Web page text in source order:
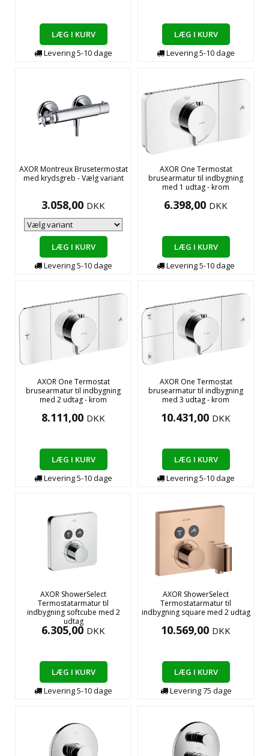
LÆG I KURV
Levering5-10dage
LÆG I KURV
Levering5-10dage
AXOR Montreux Brusetermostat
med krydsgreb - Vælg variant
3.058,00 DKK
LÆG I KURV
Levering5-10dage
AXOR One Termostat
brusearmatur til indbygning
med 1 udtag - krom
6.398,00 DKK
LÆG I KURV
Levering5-10dage
AXOR One Termostat
brusearmatur til indbygning
med 2 udtag - krom
8.111,00 DKK
LÆG I KURV
Levering5-10dage
AXOR One Termostat
brusearmatur til indbygning
med 3 udtag - krom
10.431,00 DKK
LÆG I KURV
Levering5-10dage
AXOR ShowerSelect
Termostatarmatur til
indbygning softcube med 2
udtag
6.305,00 DKK
LÆG I KURV
Levering5-10dage
AXOR ShowerSelect
Termostatarmatur til
indbygning square med 2 udtag
10.569,00 DKK
LÆG I KURV
Levering75 dage